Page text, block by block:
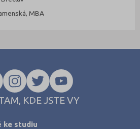
MBA
KDE JSTE VY
ke studiu